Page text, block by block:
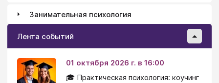
Занимательная психология
Лента событий
01 октября 2026 г. в 16:00
🎓 Практическая психология: коучинг